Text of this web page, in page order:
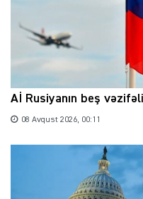
Aİ Rusiyanın beş
08 Avqust 2026, 00:11